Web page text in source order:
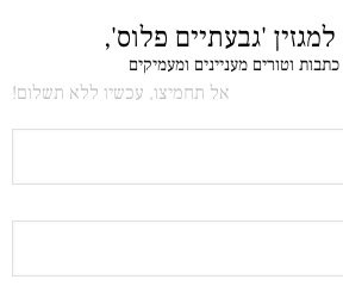
'גבעתיים פלוס',
כתבות וטורים מעניינים ומעמיקים
אל תחמיצו, עכשיו ללא תשלום!